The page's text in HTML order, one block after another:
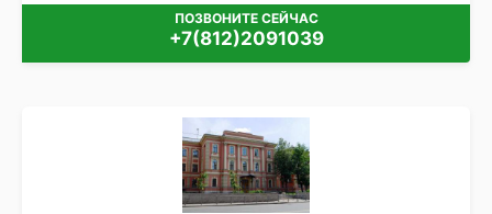
ПОЗВОНИТЕ СЕЙЧАС
+7(812)2091039